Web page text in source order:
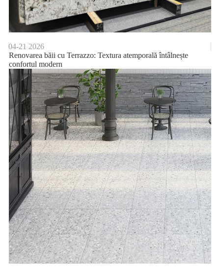
04-21 2026
Renovarea băii cu Terrazzo: Textura atemporală întâlnește
confortul modern